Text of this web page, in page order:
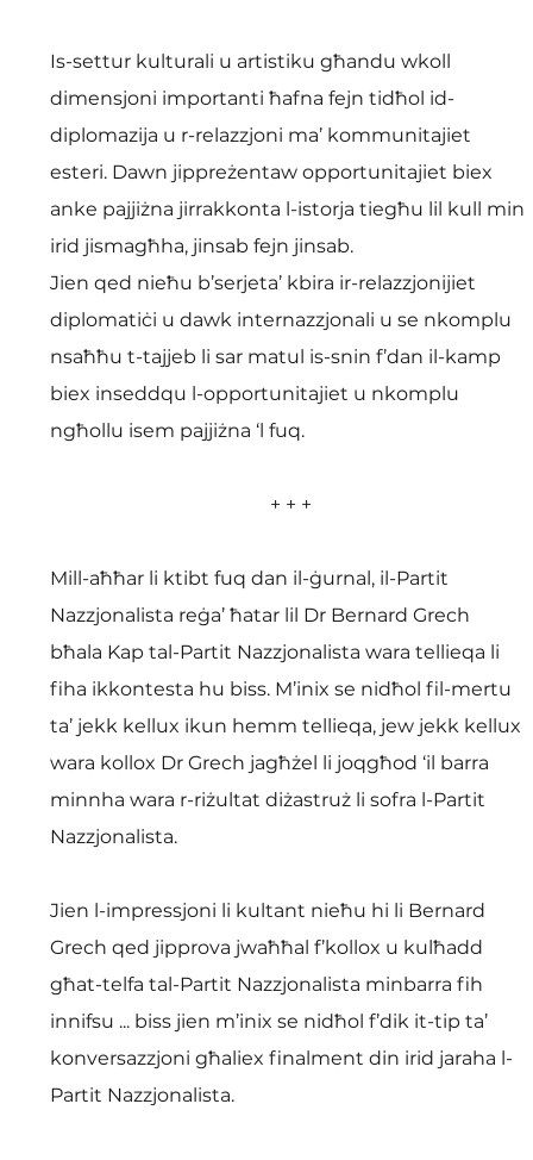
Is-settur kulturali u artistiku għandu wkoll
dimensjoni importanti ħafna fejn tidħol id-
diplomazija u r-relazzjoni ma’ kommunitajiet
esteri. Dawn jippreżentaw opportunitajiet biex
anke pajjiżna jirrakkonta l-istorja tiegħu lil kull min
irid jismagħha, jinsab fejn jinsab.
Jien qed nieħu b’serjeta’ kbira ir-relazzjonijiet
diplomatiċi u dawk internazzjonali u se nkomplu
nsaħħu t-tajjeb li sar matul is-snin f’dan il-kamp
biex inseddqu l-opportunitajiet u nkomplu
ngħollu isem pajjiżna ‘l fuq.
+ + +
Mill-aħħar li ktibt fuq dan il-ġurnal, il-Partit
Nazzjonalista reġa’ ħatar lil Dr Bernard Grech
bħala Kap tal-Partit Nazzjonalista wara tellieqa li
fiha ikkontesta hu biss. M’inix se nidħol fil-mertu
ta’ jekk kellux ikun hemm tellieqa, jew jekk kellux
wara kollox Dr Grech jagħżel li joqgħod ‘il barra
minnha wara r-riżultat diżastruż li sofra l-Partit
Nazzjonalista.
Jien l-impressjoni li kultant nieħu hi li Bernard
Grech qed jipprova jwaħħal f’kollox u kulħadd
għat-telfa tal-Partit Nazzjonalista minbarra fih
innifsu ... biss jien m’inix se nidħol f’dik it-tip ta’
konversazzjoni għaliex finalment din irid jaraha l-
Partit Nazzjonalista.